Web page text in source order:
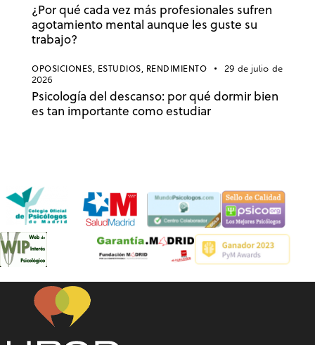
¿Por qué cada vez más profesionales sufren
agotamiento mental aunque les guste su
trabajo?
OPOSICIONES, ESTUDIOS, RENDIMIENTO
29 de julio de
2026
Psicología del descanso: por qué dormir bien
es tan importante como estudiar